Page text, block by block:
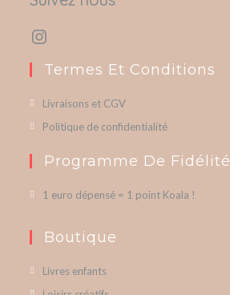
Termes Et Conditions
Livraisons et CGV
Politique de confidentialité
Programme De Fidélité
1 euro dépensé = 1 point Koala !
Boutique
Livres enfants